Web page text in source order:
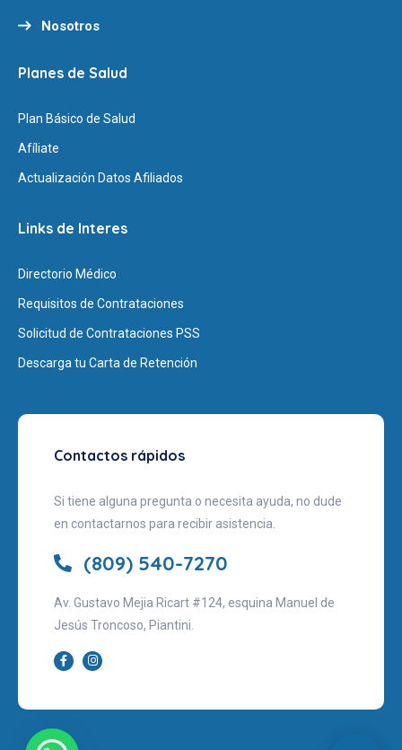
Nosotros
Planes de Salud
Plan Básico de Salud
Afíliate
Actualización Datos Afiliados
Links de Interes
Directorio Médico
Requisitos de Contrataciones
Solicitud de Contrataciones PSS
Descarga tu Carta de Retención
Contactos rápidos
Si tiene alguna pregunta o necesita ayuda, no dude
en contactarnos para recibir asistencia.
(809) 540-7270
Av. Gustavo Mejia Ricart #124, esquina Manuel de
Jesús Troncoso, Piantini.